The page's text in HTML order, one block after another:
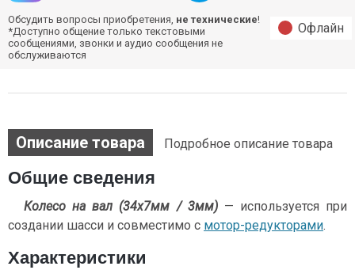
Обсудить вопросы приобретения, не технические!
*Доступно общение только текстовыми
сообщениями, звонки и аудио сообщения не
обслуживаются
Офлайн
Описание товара Подробное описание товара
Общие сведения
Колесо на вал (34х7мм / 3мм)— используется при
создании шасси и совместимо с мотор-редукторами.
Характеристики